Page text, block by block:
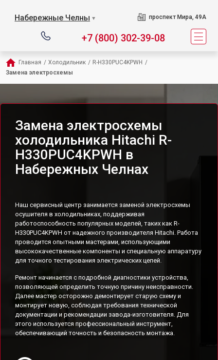
Набережные Челны ▼ проспект Мира, 49А
+7 (800) 302-39-08
Главная / Холодильник / R-H330PUC4KPWH /
Замена электросхемы
Замена электросхемы
холодильника Hitachi R-
H330PUC4KPWH в
Набережных Челнах
Наш сервисный центр занимается заменой электросхемы
осушителя в холодильниках, поддерживая
работоспособность популярных моделей, таких как R-
H330PUC4KPWH от надежного производителя Hitachi. Работа
проводится опытными мастерами, использующими
высококачественные компоненты и специальную аппаратуру
для точного тестирования электрических цепей.
Ремонт начинается с подробной диагностики устройства,
позволяющей определить точную причину неисправности.
Далее мастер осторожно демонтирует старую схему и
монтирует новую, соблюдая требования технической
документации и рекомендации завода-изготовителя. Для
этого используется профессиональный инструмент,
обеспечивающий точность и безопасность монтажа.